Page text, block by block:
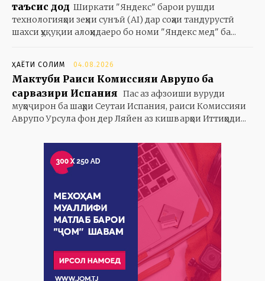
таъсис дод Ширкати "Яндекс" барои рушди
технологияҳои зеҳни сунъӣ (AI) дар соҳаи тандурустӣ
шахси ҳуқуқии алоҳидаеро бо номи "Яндекс мед" ба...
ҲАЁТИ СОЛИМ 04.08.2026
Мактуби Раиси Комиссияи Аврупо ба
сарвазири Испания Пас аз афзоиши вуруди
муҳоҷирон ба шаҳри Сеутаи Испания, раиси Комиссияи
Аврупо Урсула фон дер Ляйен аз кишварҳои Иттиҳоди...